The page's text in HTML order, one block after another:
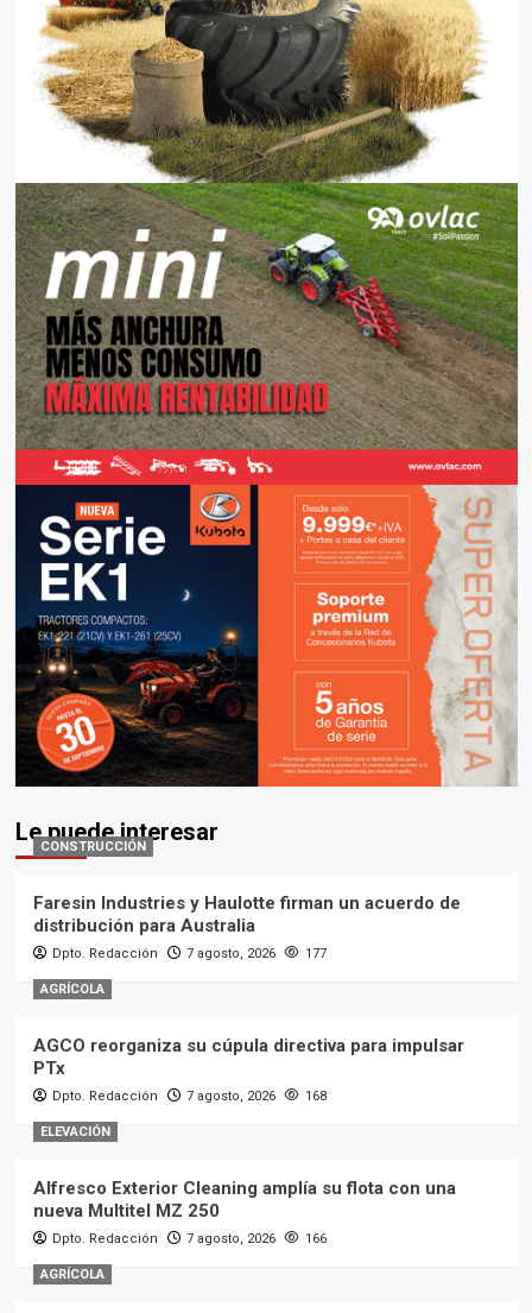
Le puede interesar
CONSTRUCCIÓN
Faresin Industries y Haulotte firman un acuerdo de
distribución para Australia
Dpto. Redacción 7 agosto, 2026 177
AGRÍCOLA
AGCO reorganiza su cúpula directiva para impulsar
PTx
Dpto. Redacción 7 agosto, 2026 168
ELEVACIÓN
Alfresco Exterior Cleaning amplía su flota con una
nueva Multitel MZ 250
Dpto. Redacción 7 agosto, 2026 166
AGRÍCOLA